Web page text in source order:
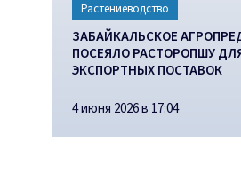
Растениеводство
ЗАБАЙКАЛЬСКОЕ
ПОСЕЯЛО РАСТОРОПШУ
ЭКСПОРТНЫХ ПОСТАВОК
4 июня 2026 в 17:04